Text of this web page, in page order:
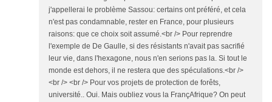
j'appellerai le problème Sassou: certains ont préféré, et cela
n'est pas condamnable, rester en France, pour plusieurs
raisons: que ce choix soit assumé.<br /> Pour reprendre
l'exemple de De Gaulle, si des résistants n'avait pas sacrifié
leur vie, dans l'hexagone, nous n'en serions pas la. Si tout le
monde est dehors, il ne restera que des spéculations.<br />
<br /> <br /> Pour vos projets de protection de forêts,
université.. Oui. Mais oubliez vous la FrançAfrique? On peut